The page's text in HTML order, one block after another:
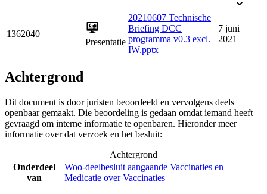
1362040
Presentatie
20210607 Technische
Briefing DCC
programma v0.3 excl.
IW.pptx
7 juni
2021
Achtergrond
Dit document is door juristen beoordeeld en vervolgens deels
openbaar gemaakt. Die beoordeling is gedaan omdat iemand heeft
gevraagd om interne informatie te openbaren. Hieronder meer
informatie over dat verzoek en het besluit:
Achtergrond
Onderdeel
van
Woo-deelbesluit aangaande Vaccinaties en
Medicatie over Vaccinaties